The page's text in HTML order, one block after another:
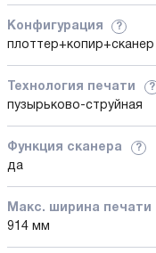
Конфигурация ?
плоттер+копир+сканер
Технология печати ?
пузырьково-струйная
Функция сканера ?
да
Макс. ширина печати
914 мм